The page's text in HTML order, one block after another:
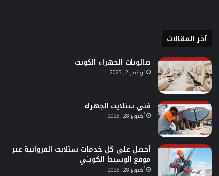
آخر المقالات
صالونات الجهراء الكويت
نوفمبر 2, 2025
فني ستلايت الجهراء
أكتوبر 28, 2025
أحصل علي كل خدمات ستلايت الفروانية عبر
موقع الوسيط الكويتي
أكتوبر 28, 2025